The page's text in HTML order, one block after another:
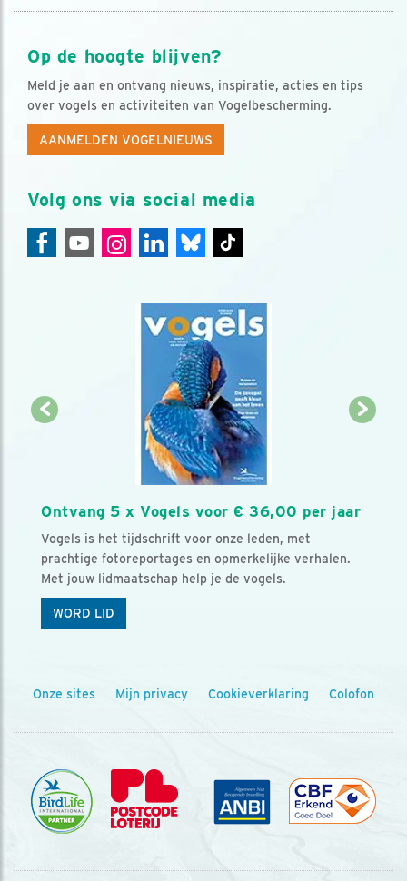
Op de hoogte blijven?
Meld je aan en ontvang nieuws, inspiratie, acties en tips
over vogels en activiteiten van Vogelbescherming.
AANMELDEN VOGELNIEUWS
Volg ons via social media
Ontvang 5 x Vogels voor € 36,00 per jaar
Vogels is het tijdschrift voor onze leden, met
prachtige fotoreportages en opmerkelijke verhalen.
Met jouw lidmaatschap help je de vogels.
WORD LID
Onze sites Mijn privacy Cookieverklaring Colofon